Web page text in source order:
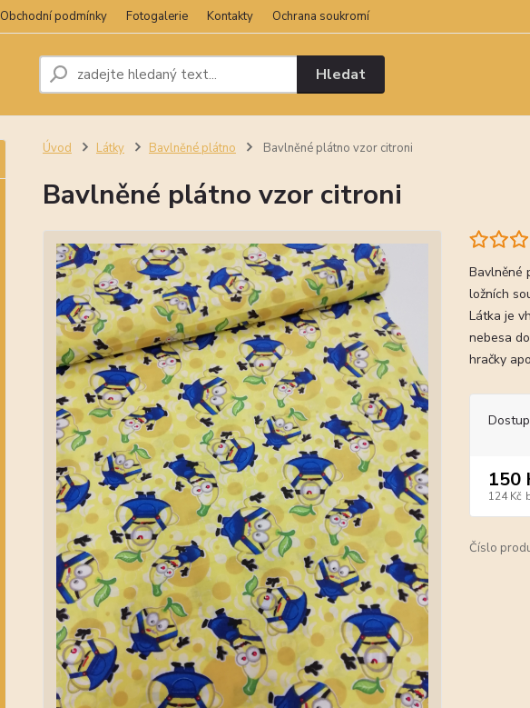
Obchodní podmínky Fotogalerie Kontakty Ochrana soukromí
Hledat
Úvod Látky Bavlněné plátno Bavlněné plátno vzor citroni
Bavlněné plátno vzor citroni
Bavlněné
ložních
Látka je
nebesa
hračky
150
124 Kč
Číslo